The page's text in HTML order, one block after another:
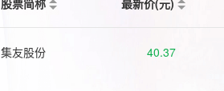
股票简称 最新价(元)
集友股份 40.37